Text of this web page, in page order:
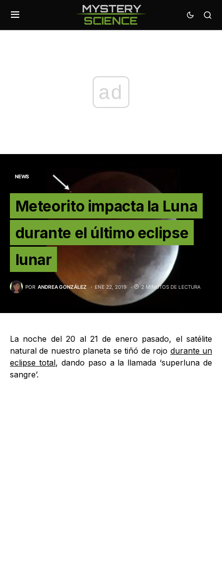
ad
NEWS
Meteorito impacta la Luna
durante el último eclipse
lunar
POR ANDREA GONZÁLEZ ENE 22, 2019 2 MINUTOS DE LECTURA
La noche del 20 al 21 de enero pasado, el satélite
natural de nuestro planeta se tiñó de rojo durante un
eclipse total, dando paso a la llamada ‘superluna de
sangre’.